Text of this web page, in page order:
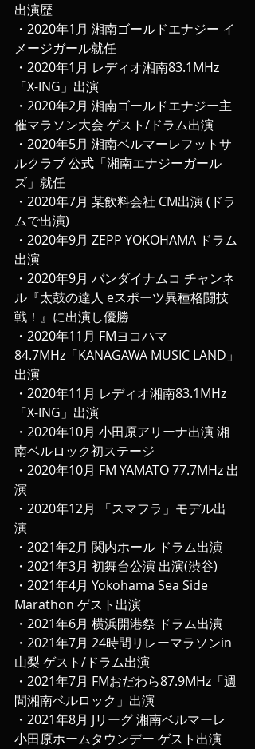
出演歴
・2020年1月 湘南ゴールドエナジー イ
メージガール就任
・2020年1月 レディオ湘南83.1MHz
「X-ING」出演
・2020年2月 湘南ゴールドエナジー主
催マラソン大会 ゲスト/ドラム出演
・2020年5月 湘南ベルマーレフットサ
ルクラブ 公式「湘南エナジーガール
ズ」就任
・2020年7月 某飲料会社 CM出演 (ドラ
ムで出演)
・2020年9月 ZEPP YOKOHAMA ドラム
出演
・2020年9月 バンダイナムコ チャンネ
ル『太鼓の達人 eスポーツ異種格闘技
戦！』に出演し優勝
・2020年11月 FMヨコハマ
84.7MHz「KANAGAWA MUSIC LAND」
出演
・2020年11月 レディオ湘南83.1MHz
「X-ING」出演
・2020年10月 小田原アリーナ出演 湘
南ベルロック初ステージ
・2020年10月 FM YAMATO 77.7MHz 出
演
・2020年12月 「スマフラ」モデル出
演
・2021年2月 関内ホール ドラム出演
・2021年3月 初舞台公演 出演(渋谷)
・2021年4月 Yokohama Sea Side
Marathon ゲスト出演
・2021年6月 横浜開港祭 ドラム出演
・2021年7月 24時間リレーマラソンin
山梨 ゲスト/ドラム出演
・2021年7月 FMおだわら87.9MHz「週
間湘南ベルロック」出演
・2021年8月 Jリーグ 湘南ベルマーレ
小田原ホームタウンデー ゲスト出演